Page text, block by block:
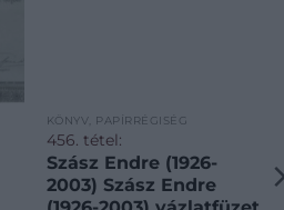
KÖNYV, PAPÍRRÉGISÉG
456. tétel:
Szász Endre (1926-
2003) Szász Endre